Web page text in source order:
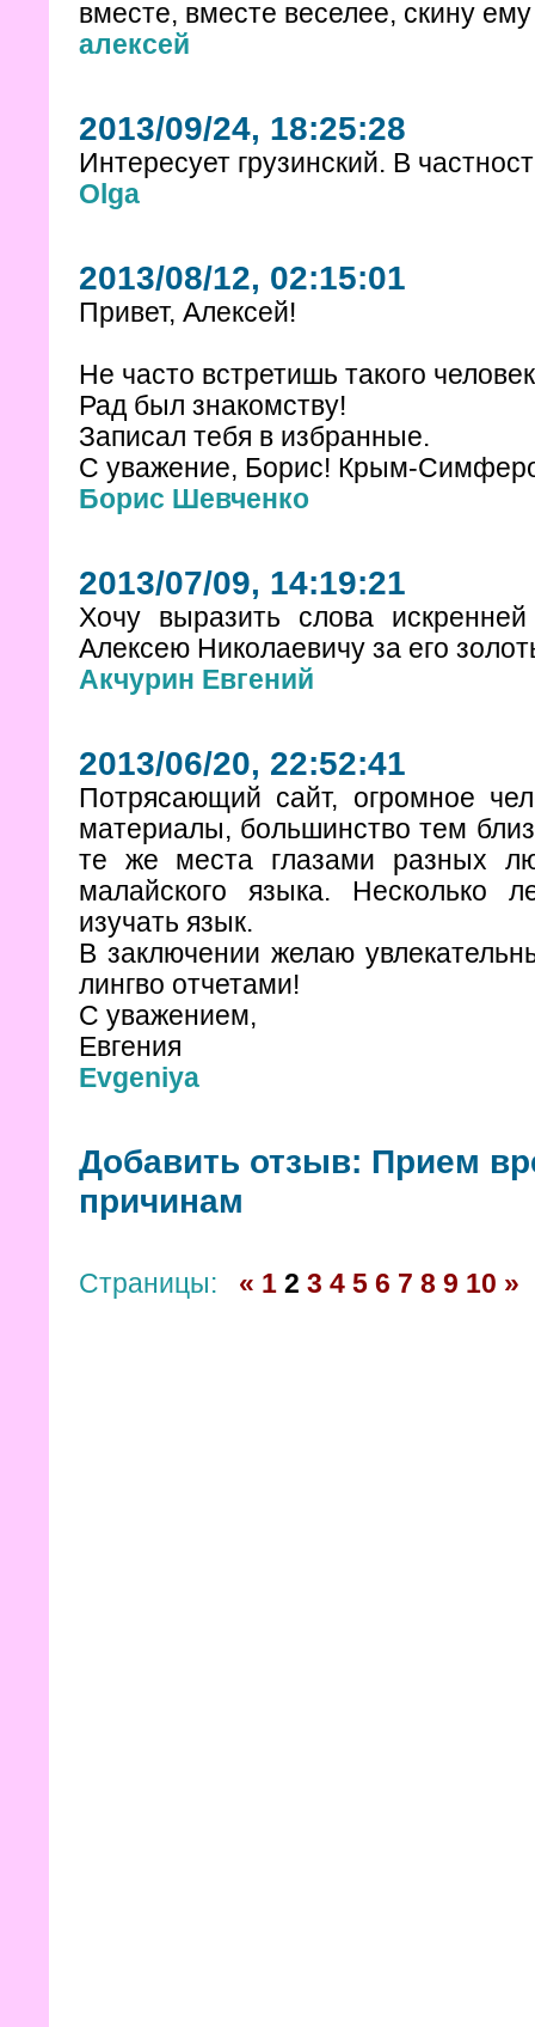
вместе, вместе веселее, скину
алексей
2013/09/24, 18:25:28
Интересует грузинский. В
Olga
2013/08/12, 02:15:01
Привет, Алексей!
Не часто встретишь такого
Рад был знакомству!
Записал тебя в избранные.
С уважение, Борис! Крым-
Борис Шевченко
2013/07/09, 14:19:21
Хочу выразить слова
Алексею Николаевичу за его
Акчурин Евгений
2013/06/20, 22:52:41
Потрясающий сайт, огромное
материалы, большинство тем
те же места глазами разных
малайского языка. Несколько
изучать язык.
В заключении желаю
лингво отчетами!
С уважением,
Евгения
Evgeniya
Добавить отзыв: Прием
причинам
Страницы: « 1 2 3 4 5 6 7 8 9 10 »